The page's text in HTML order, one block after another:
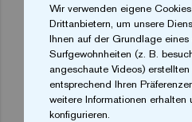
Ort*
Wir verwenden eigene
Drittanbietern, um unsere
Ihnen auf der Grundlage eines
Surfgewohnheiten (z. B.
angeschaute Videos)
entsprechend Ihren
weitere Informationen erhalten
konfigurieren.